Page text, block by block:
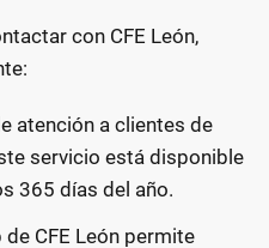
con CFE León,
atención a clientes de
servicio está disponible
365 días del año.
CFE León permite